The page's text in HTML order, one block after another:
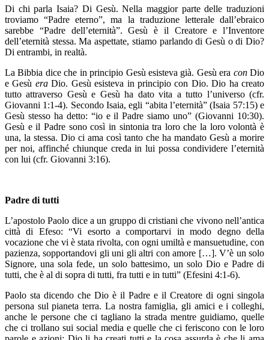
Di chi parla Isaia? Di Gesù. Nella maggior parte delle traduzioni
troviamo “Padre eterno”, ma la traduzione letterale dall’ebraico
sarebbe “Padre dell’eternità”. Gesù è il Creatore e l’Inventore
dell’eternità stessa. Ma aspettate, stiamo parlando di Gesù o di Dio?
Di entrambi, in realtà.
La Bibbia dice che in principio Gesù esisteva già. Gesù era conDio
e Gesù eraDio. Gesù esisteva in principio con Dio. Dio ha creato
tutto attraverso Gesù e Gesù ha dato vita a tutto l’universo (cfr.
Giovanni 1:1-4). Secondo Isaia, egli “abita l’eternità” (Isaia 57:15) e
Gesù stesso ha detto: “io e il Padre siamo uno” (Giovanni 10:30).
Gesù e il Padre sono così in sintonia tra loro che la loro volontà è
una, la stessa. Dio ci ama così tanto che ha mandato Gesù a morire
per noi, affinché chiunque creda in lui possa condividere l’eternità
con lui (cfr. Giovanni 3:16).
Padre di tutti
L’apostolo Paolo dice a un gruppo di cristiani che vivono nell’antica
città di Efeso: “Vi esorto a comportarvi in modo degno della
vocazione che vi è stata rivolta, con ogni umiltà e mansuetudine, con
pazienza, sopportandovi gli uni gli altri con amore […]. V’è un solo
Signore, una sola fede, un solo battesimo, un solo Dio e Padre di
tutti, che è al di sopra di tutti, fra tutti e in tutti” (Efesini 4:1-6).
Paolo sta dicendo che Dio è il Padre e il Creatore di ogni singola
persona sul pianeta terra. La nostra famiglia, gli amici e i colleghi,
anche le persone che ci tagliano la strada mentre guidiamo, quelle
che ci trollano sui social media e quelle che ci feriscono con le loro